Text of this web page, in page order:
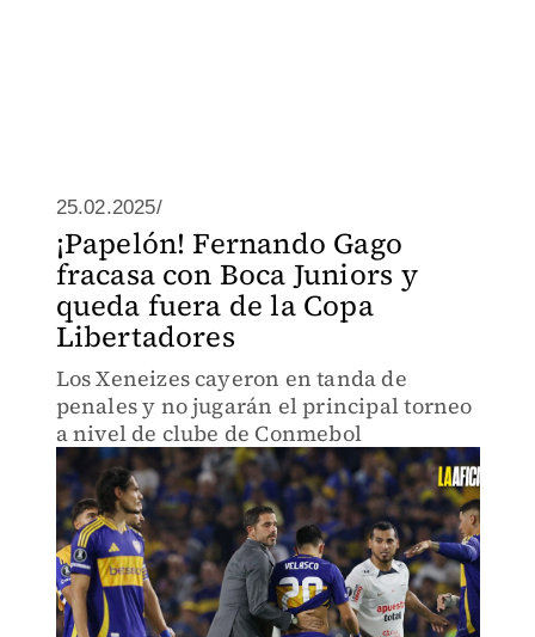
25.02.2025/
¡Papelón! Fernando Gago
fracasa con Boca Juniors y
queda fuera de la Copa
Libertadores
Los Xeneizes cayeron en tanda de
penales y no jugarán el principal torneo
a nivel de clube de Conmebol